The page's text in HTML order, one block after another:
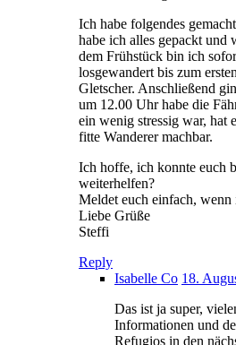
Ich habe folgendes
habe ich alles gepackt und
dem Frühstück bin ich
losgewandert bis zum
Gletscher. Anschließend
um 12.00 Uhr habe die
ein wenig stressig war, hat
fitte Wanderer machbar.
Ich hoffe, ich konnte euch
weiterhelfen?
Meldet euch einfach, wenn
Liebe Grüße
Steffi
Reply
Isabelle Co 18.
Das ist ja super,
Informationen und
Refugios in den